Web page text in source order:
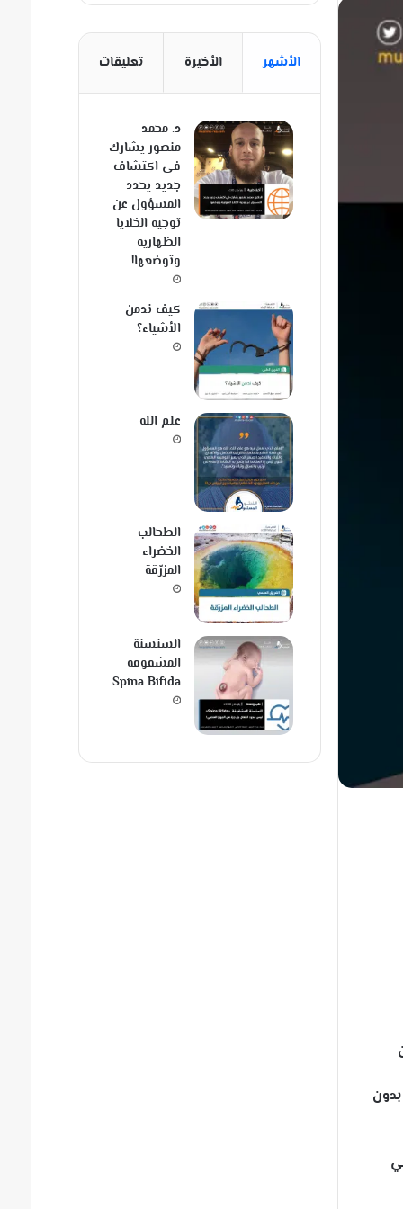
الأشهر الأخيرة تعليقات
د. محمد
منصور يشارك
في اكتشاف
جديد يحدد
المسؤول عن
توجيه الخلايا
الظهارية
وتوضعها!
كيف ندمن
الأشياء؟
علم الله
الطحالب
الخضراء
المزرّقة
السنسنة
المشقوقة
Spina Bifida